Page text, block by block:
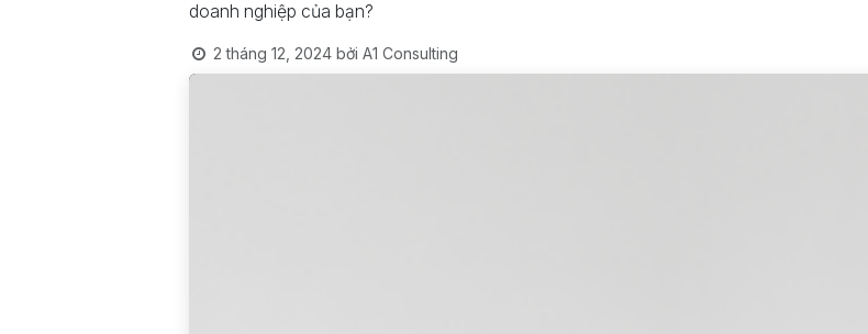
doanh nghiệp của bạn?
2 tháng 12, 2024 bởi A1 Consulting